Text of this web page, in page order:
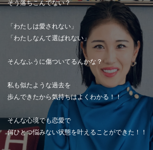
そう落ちこんでない？
「わたしは愛されない」
「わたしなんて選ばれない」
そんなふうに傷ついてるんかな？
私も似たような過去を
歩んできたから気持ちはよくわかる！！
そんな心境でも恋愛で
何ひとつ悩みない状態を叶えることができた！！